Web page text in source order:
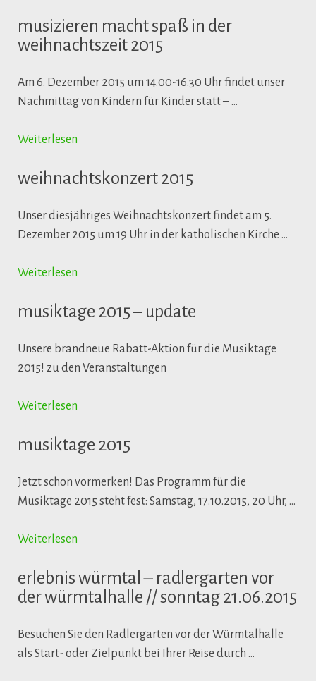
musizieren macht spaß in der
weihnachtszeit 2015
Am 6. Dezember 2015 um 14.00-16.30 Uhr findet unser
Nachmittag von Kindern für Kinder statt – …
Weiterlesen
weihnachtskonzert 2015
Unser diesjähriges Weihnachtskonzert findet am 5.
Dezember 2015 um 19 Uhr in der katholischen Kirche …
Weiterlesen
musiktage 2015 – update
Unsere brandneue Rabatt-Aktion für die Musiktage
2015! zu den Veranstaltungen
Weiterlesen
musiktage 2015
Jetzt schon vormerken! Das Programm für die
Musiktage 2015 steht fest: Samstag, 17.10.2015, 20 Uhr, …
Weiterlesen
erlebnis würmtal – radlergarten vor
der würmtalhalle // sonntag 21.06.2015
Besuchen Sie den Radlergarten vor der Würmtalhalle
als Start- oder Zielpunkt bei Ihrer Reise durch …